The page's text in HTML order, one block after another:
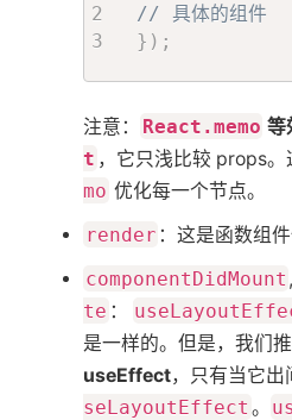
// 具体的组件
} ) ;
注意： React.memo 等
t ，它只浅比较 props。
mo 优化每一个节点。
render ：这是函数组件
componentDidMount ,
te ：
是一样的。但是，我们
useEffect，只有当它出
seLayoutEffect 。